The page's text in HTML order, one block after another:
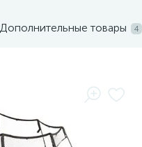
Дополнительные товары 4